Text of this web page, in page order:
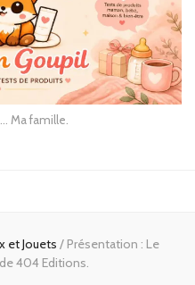
Ma famille.
et Jouets / Présentation : Le
404 Editions.